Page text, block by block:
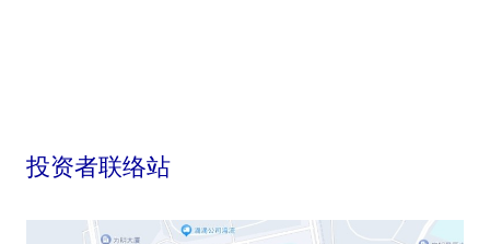
投资者联络站